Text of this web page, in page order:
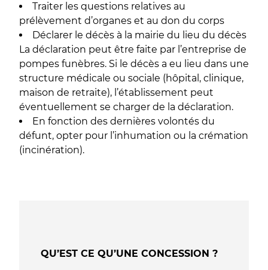
Traiter les questions relatives au
prélèvement d’organes et au don du corps
Déclarer le décès à la mairie du lieu du décès
La déclaration peut être faite par l’entreprise de
pompes funèbres. Si le décès a eu lieu dans une
structure médicale ou sociale (hôpital, clinique,
maison de retraite), l’établissement peut
éventuellement se charger de la déclaration.
En fonction des dernières volontés du
défunt, opter pour l’inhumation ou la crémation
(incinération).
QU’EST CE QU’UNE CONCESSION ?